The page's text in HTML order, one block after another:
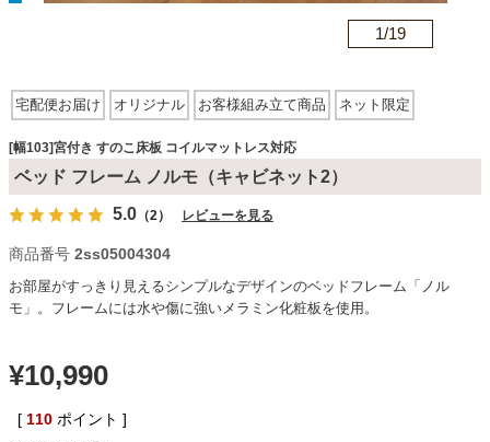
ダイニングテーブル・セット
椅子・チェア
食器棚・キッチン収納
ベッド
1/19
宅配便お届け オリジナル お客様組み立て商品 ネット限定
コンセント有り 収納付き 宮付き すのこ床板
コイルマットレス対応
[幅103]宮付き すのこ床板 コイルマットレス対応
ベッド フレーム ノルモ（キャビネット2）
5.0 （2） レビューを見る
商品番号 2ss05004304
お部屋がすっきり見えるシンプルなデザインのベッドフレーム「ノル
モ」。フレームには水や傷に強いメラミン化粧板を使用。
¥10,990
[ 110 ポイント ]